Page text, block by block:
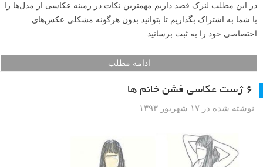
در این مطلب لنزک قصد داریم مهمترین نکات در زمینه‌ عکاسی از مدل‌ها را
با شما به اشتراک بگذاریم تا بتوانید بدون هرگونه مشکلی عکس‌های
اختصاصی خود را به ثبت برسانید.
ادامه مطلب
۶ ژست عکاسی فشن خانم ها
نوشته شده در ۱۷ شهریور ۱۳۹۳